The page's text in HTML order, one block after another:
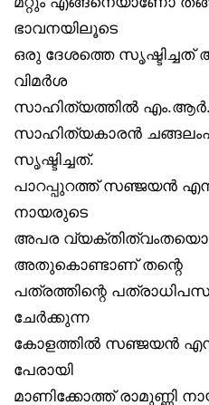
ഭാവനയിലൂടെ
ഒരു ദേശത്തെ
വിമർശ
സാഹിത്യത്തിൽ എം.ആർ.
സാഹിത്യകാരൻ
സൃഷ്ടിച്ചത്.
പാറപ്പുറത്ത് സഞ്ജയൻ
നായരുടെ
അപര
അതുകൊണ്ടാണ് തന്റെ
പത്രത്തിന്റെ
ചേർക്കുന്ന
കോളത്തിൽ സഞ്ജയൻ
പേരായി
മാണിക്കോത്ത് രാമുണ്ണി